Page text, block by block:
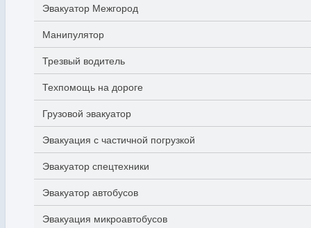
Эвакуатор Межгород
Манипулятор
Трезвый водитель
Техпомощь на дороге
Грузовой эвакуатор
Эвакуация с частичной погрузкой
Эвакуатор спецтехники
Эвакуатор автобусов
Эвакуация микроавтобусов